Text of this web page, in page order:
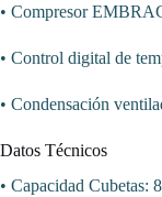
• Compresor
• Control digital de
• Condensación
Datos Técnicos
• Capacidad Cubetas: